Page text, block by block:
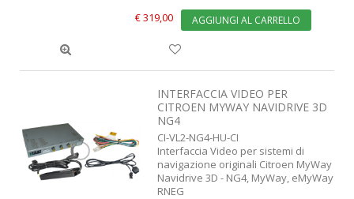
€ 319,00 AGGIUNGI AL CARRELLO
INTERFACCIA VIDEO PER
CITROEN MYWAY NAVIDRIVE 3D
NG4
CI-VL2-NG4-HU-CI
Interfaccia Video per sistemi di
navigazione originali Citroen MyWay
Navidrive 3D - NG4, MyWay, eMyWay
RNEG